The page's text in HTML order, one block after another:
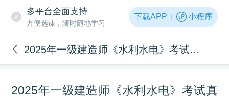
多平台全面支持
方便选课，随时随地学习
下载APP 小程序
2025年一级建造师《水利水电》考试真题答案及解析
2025年一级建造师《水利水电》考试真